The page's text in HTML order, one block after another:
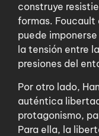
construye
formas.
puede
la tensión entre
presiones del
Por otro lado,
auténtica
protagonismo,
Para ella, la